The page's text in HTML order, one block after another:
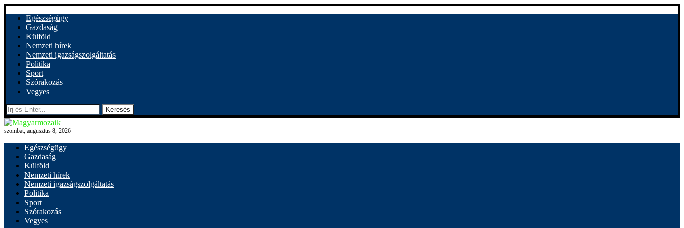
Egészségügy
Gazdaság
Külföld
Nemzeti hírek
Nemzeti igazságszolgáltatás
Politika
Sport
Szórakozás
Vegyes
Keresés
szombat, augusztus 8, 2026
Egészségügy
Gazdaság
Külföld
Nemzeti hírek
Nemzeti igazságszolgáltatás
Politika
Sport
Szórakozás
Vegyes